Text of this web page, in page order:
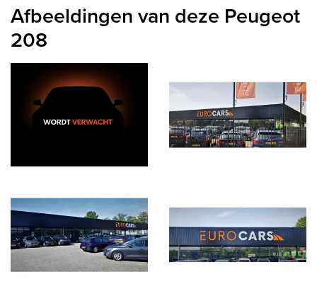
Afbeeldingen van deze Peugeot
208